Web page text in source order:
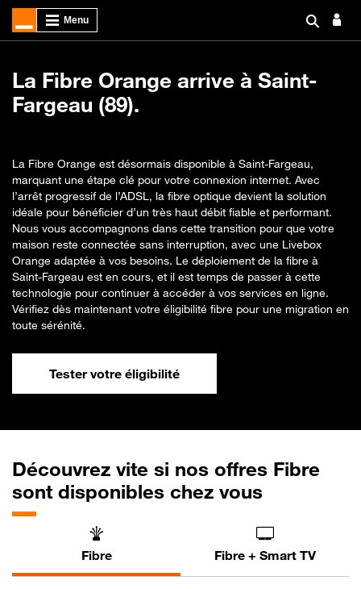
La Fibre Orange arrive à Saint-
Fargeau (89).
La Fibre Orange est désormais disponible à Saint-Fargeau,
marquant une étape clé pour votre connexion internet. Avec
l’arrêt progressif de l’ADSL, la fibre optique devient la solution
idéale pour bénéficier d’un très haut débit fiable et performant.
Nous vous accompagnons dans cette transition pour que votre
maison reste connectée sans interruption, avec une Livebox
Orange adaptée à vos besoins. Le déploiement de la fibre à
Saint-Fargeau est en cours, et il est temps de passer à cette
technologie pour continuer à accéder à vos services en ligne.
Vérifiez dès maintenant votre éligibilité fibre pour une migration en
toute sérénité.
Tester votre éligibilité
Découvrez vite si nos offres Fibre
sont disponibles chez vous
Fibre Fibre + Smart TV